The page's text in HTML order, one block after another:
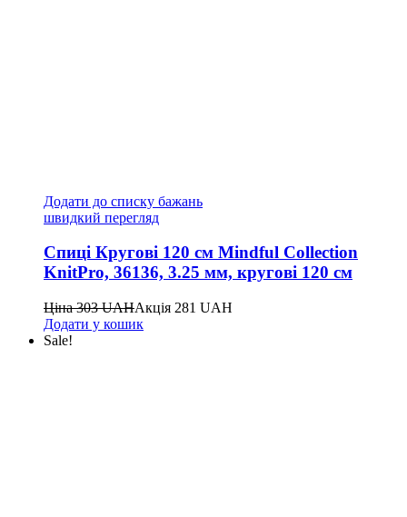
Додати до списку бажань
швидкий перегляд
Спиці Кругові 120 см Mindful Collection
KnitPro, 36136, 3.25 мм, кругові 120 см
Ціна303UAHАкція 281 UAH
Додати у кошик
Sale!